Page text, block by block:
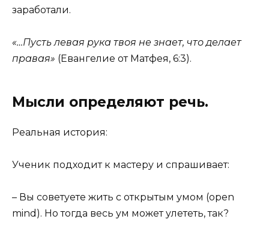
заработали.
«…Пусть левая рука твоя не знает, что делает
правая» (Евангелие от Матфея, 6:3).
Мысли определяют речь.
Реальная история:
Ученик подходит к мастеру и спрашивает:
– Вы советуете жить с открытым умом (open
mind). Но тогда весь ум может улететь, так?